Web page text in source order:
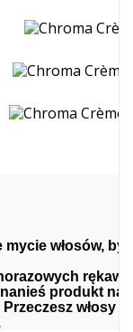
mycie włosów,
produkt na
włosy